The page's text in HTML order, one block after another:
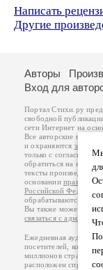
Написать
Другие
Авторы
Вход для
Портал Стихи.ру
свободной
сети Интернет на
Все авторские права
и охраняются законом
только с согласия
обратиться на его
тексты произведений
основанииправил
Российской Федерации
обрабатываются на
Вы также можете
связаться с
Ежедневная
посетителей,
миллионов страниц
расположен справа